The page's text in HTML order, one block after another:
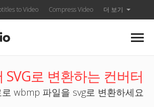
to Video Compress Video 더 보기
로 변환하는 컨버터
wbmp 파일을 svg로 변환하세요